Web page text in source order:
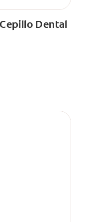
Dental